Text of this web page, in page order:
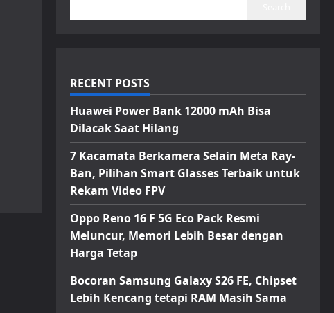
RECENT POSTS
Huawei Power Bank 12000 mAh Bisa
Dilacak Saat Hilang
7 Kacamata Berkamera Selain Meta Ray-
Ban, Pilihan Smart Glasses Terbaik untuk
Rekam Video FPV
Oppo Reno 16 F 5G Eco Pack Resmi
Meluncur, Memori Lebih Besar dengan
Harga Tetap
Bocoran Samsung Galaxy S26 FE, Chipset
Lebih Kencang tetapi RAM Masih Sama